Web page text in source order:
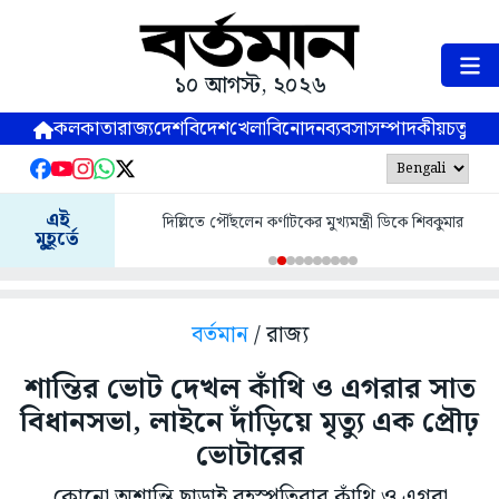
১০ আগস্ট, ২০২৬
কলকাতারাজ্যদেশবিদেশখেলাবিনোদনব্যবসাসম্পাদকীয়
এই
মুহূর্তে
দিল্লিতে পৌঁছলেন কর্ণাটকের মুখ্যমন্ত্রী ডিকে শিবকুমার
বর্তমান/ রাজ্য
শান্তির ভোট দেখল কাঁথি ও এগরার সাত
বিধানসভা, লাইনে দাঁড়িয়ে মৃত্যু এক প্রৌঢ়
ভোটারের